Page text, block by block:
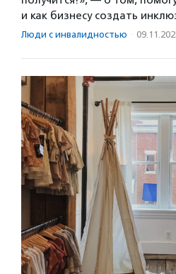
и как бизнесу создать
Люди с инвалидностью ·